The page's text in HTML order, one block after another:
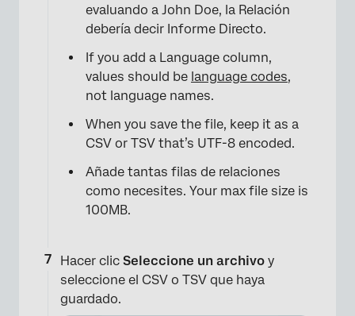
evaluando a John Doe, la Relación
debería decir Informe Directo.
If you add a Language column,
values should be language codes,
not language names.
When you save the file, keep it as a
CSV or TSV that’s UTF-8 encoded.
Añade tantas filas de relaciones
como necesites. Your max file size is
100MB.
Hacer clic Seleccione un archivo y
seleccione el CSV o TSV que haya
guardado.